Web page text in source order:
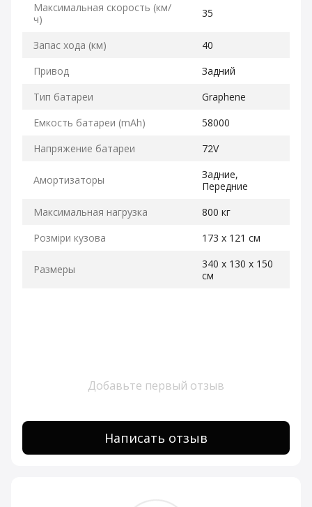
Максимальная скорость (км/
ч)
35
Запас хода (км)
40
Привод
Задний
Тип батареи
Graphene
Емкость батареи (mAh)
58000
Напряжение батареи
72V
Амортизаторы
Задние,
Передние
Максимальная нагрузка
800 кг
Розміри кузова
173 х 121 см
Размеры
340 х 130 х 150
см
Добавьте первый отзыв
Написать отзыв